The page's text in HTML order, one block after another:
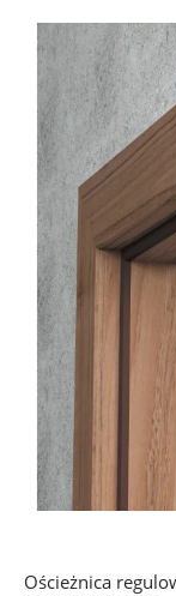
Ościeżnica